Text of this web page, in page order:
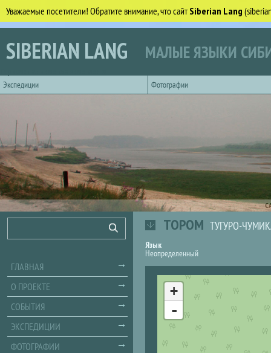
Уважаемые посетители! Обратите внимание, что сайтSiberian Lang
Перейти к основному содержанию
SIBERIAN LANG МАЛЫЕ ЯЗЫКИ
Экспедиции
Фотографии
ТОРОМ ТУГУРО-
Язык
Неопределенный
+
-
Поиск
ГЛАВНАЯ
О ПРОЕКТЕ
СОБЫТИЯ
ЭКСПЕДИЦИИ
ФОТОГРАФИИ